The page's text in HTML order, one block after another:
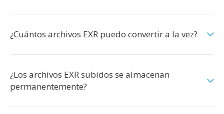
¿Cuántos archivos EXR puedo convertir a la vez?
¿Los archivos EXR subidos se almacenan
permanentemente?